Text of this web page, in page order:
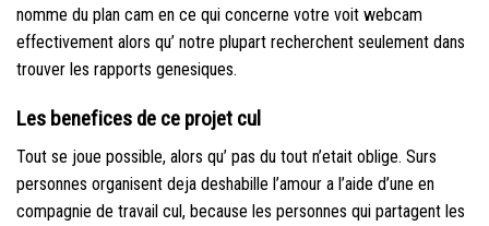
nomme du plan cam en ce qui concerne votre voit webcam
effectivement alors qu’ notre plupart recherchent seulement dans
trouver les rapports genesiques.
Les benefices de ce projet cul
Tout se joue possible, alors qu’ pas du tout n’etait oblige. Surs
personnes organisent deja deshabille l’amour a l’aide d’une en
compagnie de travail cul, because les personnes qui partagent les